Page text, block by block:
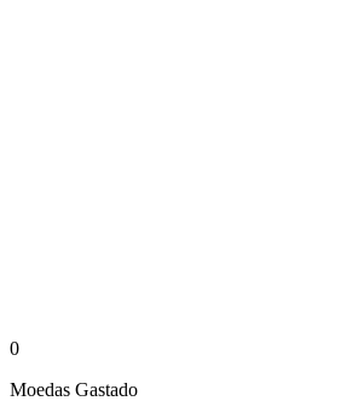
0
Moedas Gastado